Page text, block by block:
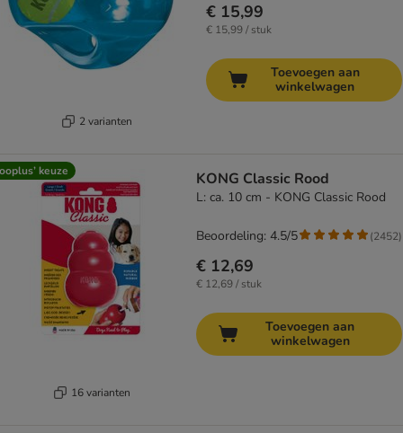
2 varianten
€ 15,99
€ 15,99 / stuk
Toevoegen aan
winkelwagen
keuze
16 varianten
KONG Classic Rood
L: ca. 10 cm - KONG Classic Rood
€ 12,69
€ 12,69 / stuk
Beoordeling: 4.5/5 (2452)
Toevoegen aan
winkelwagen